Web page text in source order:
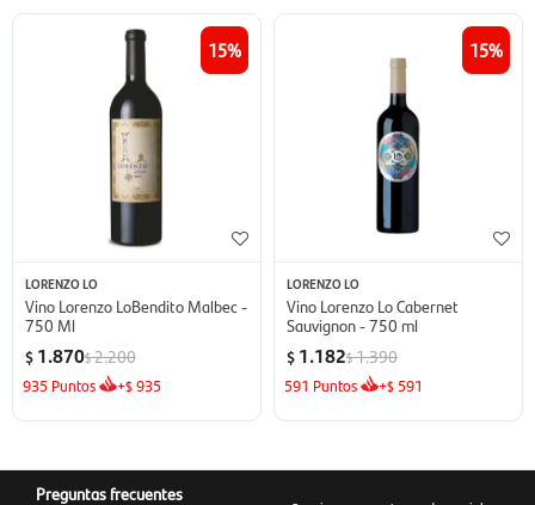
15
LORENZO LO
Vino Lorenzo LoBendito Malbec -
750 Ml
$ 1.870$2.200
935 Puntos +$935
15
LORENZO LO
Vino Lorenzo Lo Cabernet
Sauvignon - 750 ml
$ 1.182$1.390
591 Puntos +$ 591
Preguntas frecuentes